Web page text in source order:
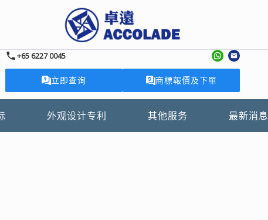
+65 6227 0045
立即查询 商標報價及下單
外观设计专利 其他服务 最新消息